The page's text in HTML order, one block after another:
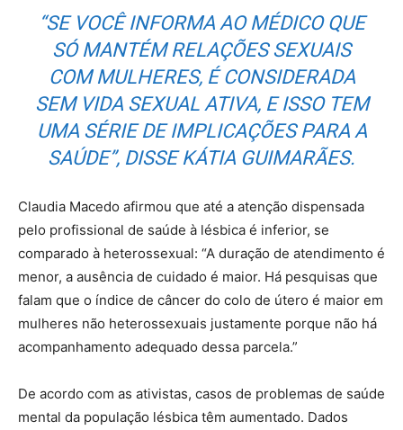
“SE VOCÊ INFORMA AO MÉDICO QUE
SÓ MANTÉM RELAÇÕES SEXUAIS
COM MULHERES, É CONSIDERADA
SEM VIDA SEXUAL ATIVA, E ISSO TEM
UMA SÉRIE DE IMPLICAÇÕES PARA A
SAÚDE”, DISSE KÁTIA GUIMARÃES.
Claudia Macedo afirmou que até a atenção dispensada
pelo profissional de saúde à lésbica é inferior, se
comparado à heterossexual: “A duração de atendimento é
menor, a ausência de cuidado é maior. Há pesquisas que
falam que o índice de câncer do colo de útero é maior em
mulheres não heterossexuais justamente porque não há
acompanhamento adequado dessa parcela.”
De acordo com as ativistas, casos de problemas de saúde
mental da população lésbica têm aumentado. Dados